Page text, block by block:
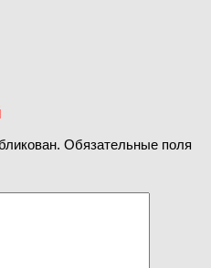
Обязательные поля